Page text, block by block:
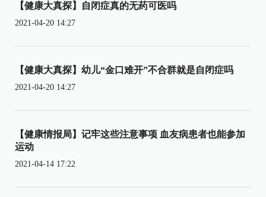
【健康大真探】自闭症真的无药可医吗
2021-04-20 14:27
【健康大真探】幼儿“金口难开”不合群就是自闭症吗
2021-04-20 14:27
【健康情报局】记牢这些注意事项 血友病患者也能参加
运动
2021-04-14 17:22